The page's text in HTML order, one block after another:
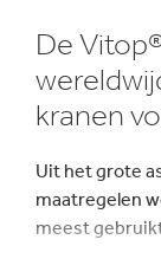
De
kranen
Uit het grote
maatregelen
meest